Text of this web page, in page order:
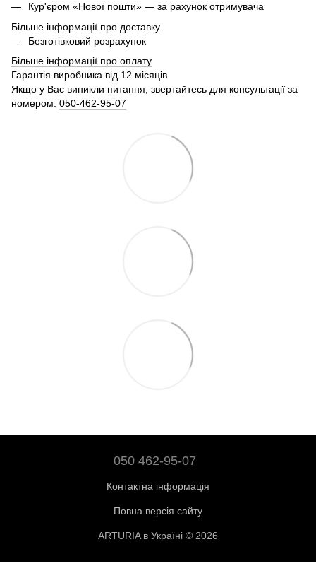
Кур'єром «Нової пошти» — за рахунок отримувача
Більше інформації про доставку
Безготівковий розрахунок
Більше інформації про оплату
Гарантія виробника від 12 місяців.
Якщо у Вас виникли питання, звертайтесь для консультації за
номером: 050-462-95-07
050 462-95-07
Контактна інформація
Повна версія сайту
ARTURIA в Україні © 2026